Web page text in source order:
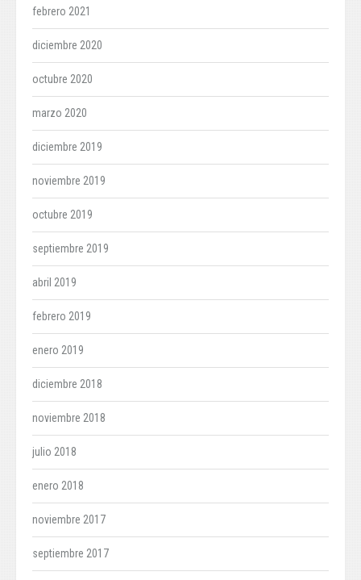
febrero 2021
diciembre 2020
octubre 2020
marzo 2020
diciembre 2019
noviembre 2019
octubre 2019
septiembre 2019
abril 2019
febrero 2019
enero 2019
diciembre 2018
noviembre 2018
julio 2018
enero 2018
noviembre 2017
septiembre 2017